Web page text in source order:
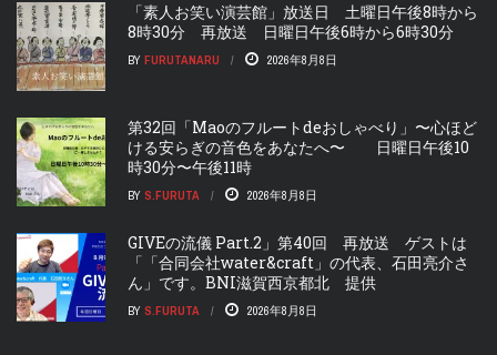
「素人お笑い演芸館」放送日 土曜日午後8時から
8時30分 再放送 日曜日午後6時から6時30分
BY FURUTANARU 2026年8月8日
第32回「Maoのフルートdeおしゃべり」〜心ほど
ける安らぎの音色をあなたへ〜 日曜日午後10
時30分〜午後11時
BY S.FURUTA 2026年8月8日
GIVEの流儀 Part.2」第40回 再放送 ゲストは
「「合同会社water&craft」の代表、石田亮介さ
ん」です。BNI滋賀西京都北 提供
BY S.FURUTA 2026年8月8日